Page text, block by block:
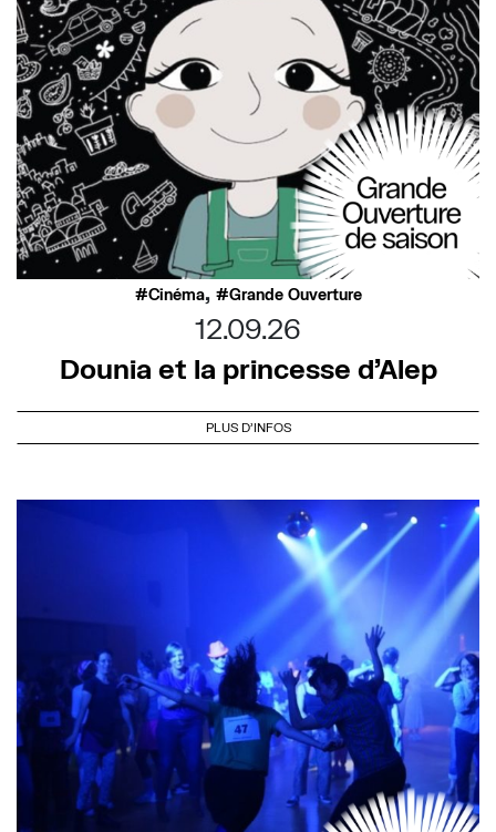
Cinéma, Grande Ouverture
12.09.26
Dounia et la princesse d’Alep
PLUS D'INFOS